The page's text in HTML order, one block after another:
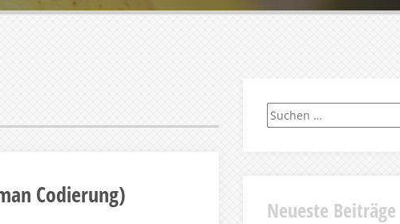
Codierung)
Suchen
nach:
Neueste Beiträge